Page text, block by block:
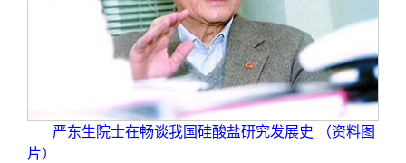
三创大赛
实用信息
会长致辞
总会章程
理事会名单
严东生院士在畅谈我国硅酸盐研究发展史 （资料图
片）